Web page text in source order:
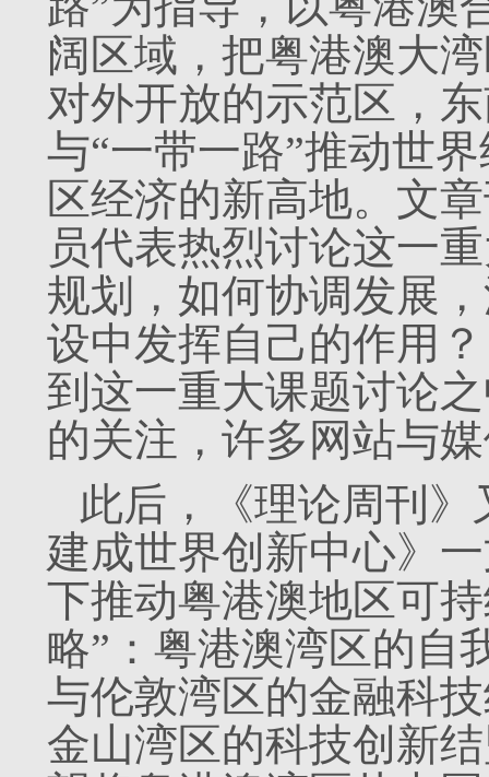
阔区域，把粤港澳大
对外开放的示范区，
与“一带一路”推动世
区经济的新高地。文
员代表热烈讨论这一
规划，如何协调发展
设中发挥自己的作用
到这一重大课题讨论
的关注，许多网站与
此后，《理论周刊
建成世界创新中心》
下推动粤港澳地区可
略”：粤港澳湾区的自
与伦敦湾区的金融科
金山湾区的科技创新